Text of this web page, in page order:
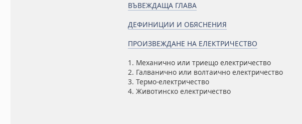
ВЪВЕЖДАЩА ГЛАВА
ДЕФИНИЦИИ И ОБЯСНЕНИЯ
ПРОИЗВЕЖДАНЕ НА ЕЛЕКТРИЧЕСТВО
1. Механично или триещо електричество
2. Галванично или волтаично електричество
3. Термо-електричество
4. Животинско електричество